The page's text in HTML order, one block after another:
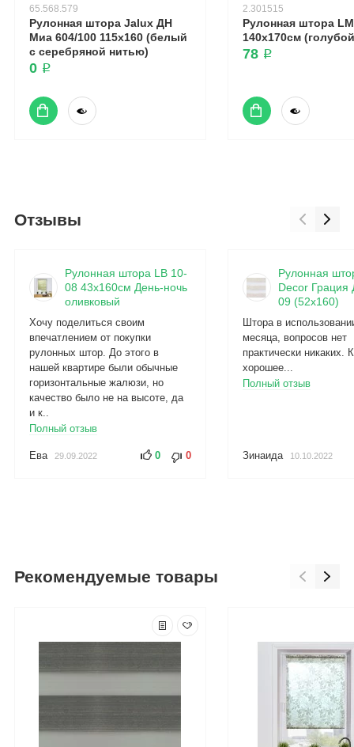
65.568.579
Рулонная штора Jalux ДН
Миа 604/100 115x160 (белый
с серебряной нитью)
0 ₽
2.301515
Рулонная штора
140х170см
78 ₽
Отзывы
Рулонная штора LB 10-
08 43х160см День-ночь
оливковый
Хочу поделиться своим
впечатлением от покупки
рулонных штор. До этого в
нашей квартире были обычные
горизонтальные жалюзи, но
качество было не на высоте, да
и к..
Полный отзыв
Ева 29.09.2022 0 0
Рулонная
Decor Грация
09 (52x160)
Штора в
месяца, вопросов нет
практически никаких.
хорошее...
Полный отзыв
Зинаида 10.10.2022
Рекомендуемые товары